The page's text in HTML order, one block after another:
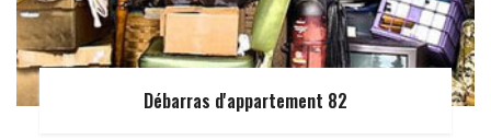
Débarras d'appartement 82